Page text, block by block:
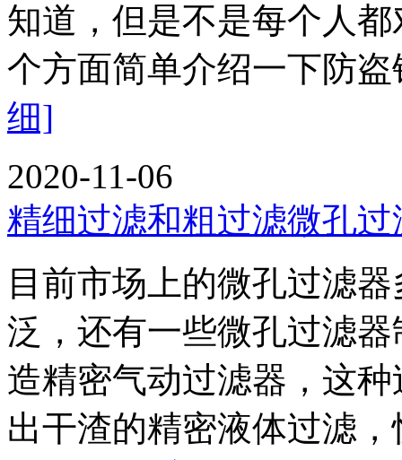
知道，但是不是每个人
个方面简单介绍一下
细]
2020-11-06
精细过滤和粗过滤微孔
目前市场上的微孔过滤
泛，还有一些微孔过滤
造精密气动过滤器，这
出干渣的精密液体过滤